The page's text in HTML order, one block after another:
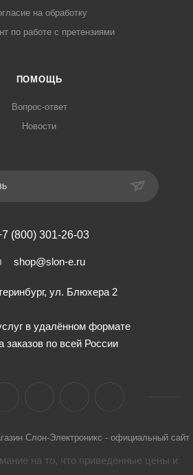
на обработку
по работе с претензиями
ПОМОЩЬ
Вопрос-ответ
Новости
(800) 301-26-03
shop@slon-e.ru
ул. Блюхера 2
в удалённом формате
заказов по всей России
Слон-Электроникс - официальный сайт
на то, что приведенные цены и